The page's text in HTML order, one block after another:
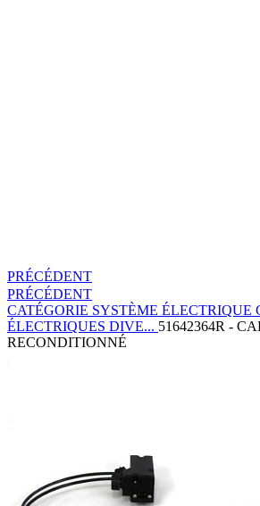
PRÉCÉDENT
PRÉCÉDENT
CATÉGORIE SYSTÈME ÉLECTRIQUE
ÉLECTRIQUES DIVE... 51642364R -
RECONDITIONNÉ